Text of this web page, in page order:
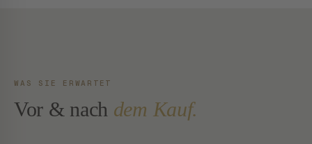
WAS SIE ERWARTET
Vor & nach dem Kauf.